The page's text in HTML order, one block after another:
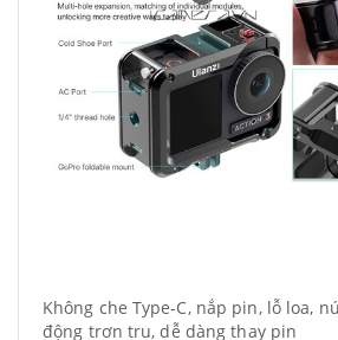
Không che Type-C, nắp pin, lỗ loa,
động trơn tru, dễ dàng thay pin